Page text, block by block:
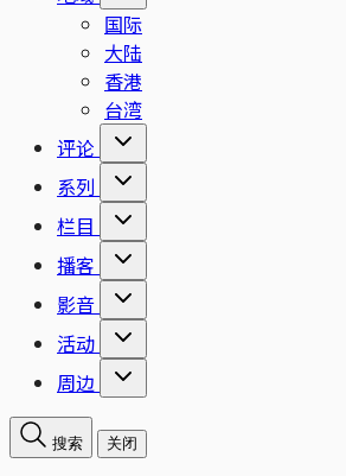
国际
大陆
香港
台湾
评论
系列
栏目
播客
影音
活动
周边
搜索 关闭